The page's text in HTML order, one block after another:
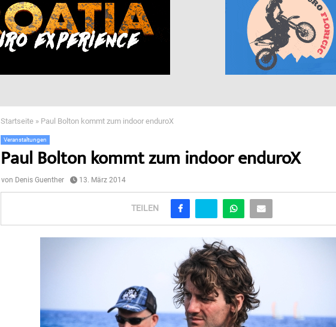
Startseite » Paul Bolton kommt zum indoor enduroX
Veranstaltungen
Paul Bolton kommt zum indoor enduroX
von Denis Guenther 13. März 2014
TEILEN